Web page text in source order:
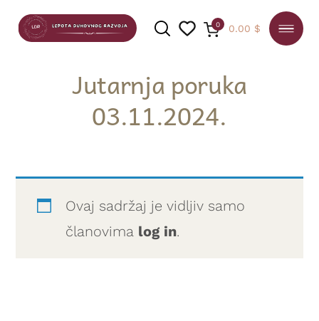
PRETRAGA
0 0.00 $
Jutarnja poruka
03.11.2024.
Ovaj sadržaj je vidljiv samo
članovima log in.